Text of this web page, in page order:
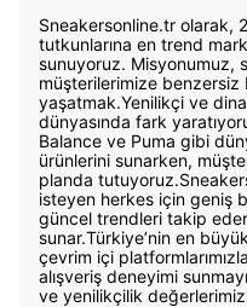
Sneakersonline.tr olarak,
tutkunlarına en trend
sunuyoruz. Misyonumuz,
müşterilerimize benzersiz
yaşatmak.Yenilikçi ve
dünyasında fark
Balance ve Puma gibi
ürünlerini sunarken,
planda
isteyen herkes için geniş
güncel trendleri takip
sunar.Türkiye’nin en
çevrim içi
alışveriş deneyimi
ve yenilikçilik